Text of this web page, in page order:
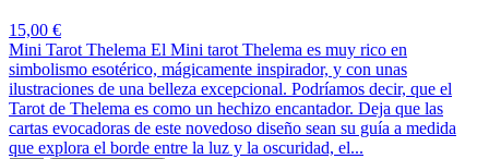
15,00 €
Mini Tarot Thelema El Mini tarot Thelema es muy rico en
simbolismo esotérico, mágicamente inspirador, y con unas
ilustraciones de una belleza excepcional. Podríamos decir, que el
Tarot de Thelema es como un hechizo encantador. Deja que las
cartas evocadoras de este novedoso diseño sean su guía a medida
que explora el borde entre la luz y la oscuridad, el...